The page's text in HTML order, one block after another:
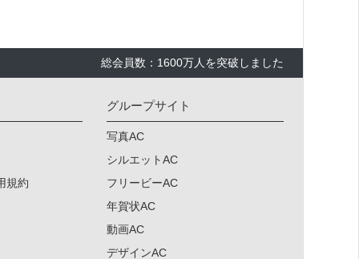
総会員数：1600万人を突破しました
規約
グループサイト
写真AC
シルエットAC
フリービーAC
年賀状AC
動画AC
デザインAC